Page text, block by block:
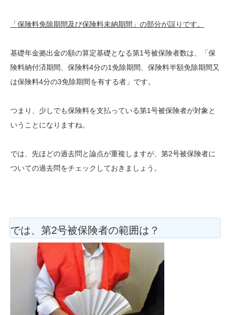
「保険料免除期間及び保険料未納期間」の部分が誤りです。
基礎年金拠出金の額の算定基礎となる第1号被保険者数は、「保
険料納付済期間、保険料4分の1免除期間、保険料半額免除期間又
は保険料4分の3免除期間を有する者」です。
つまり、少しでも保険料を支払っている第1号被保険者が対象と
いうことになりますね。
では、先ほどの過去問と論点が重複しますが、第2号被保険者に
ついての過去問をチェックしておきましょう。
では、第2号被保険者の範囲は？